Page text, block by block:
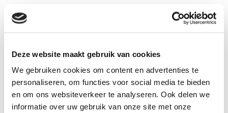
Deze website maakt gebruik van cookies
We gebruiken cookies om content en advertenties te
personaliseren, om functies voor social media te bieden
en om ons websiteverkeer te analyseren. Ook delen we
informatie over uw gebruik van onze site met onze
n.aangenendt@natuurenmilieugelderland.nl
ijsselmarke.nl/fietstocht
Adres
Stationsstraat 1 6971 BX Brummen